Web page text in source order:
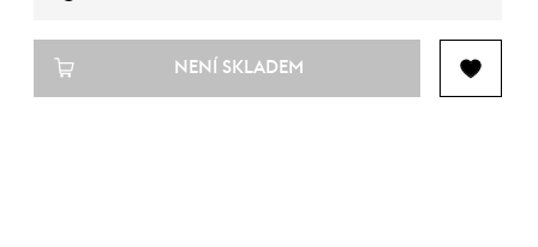
NENÍ SKLADEM